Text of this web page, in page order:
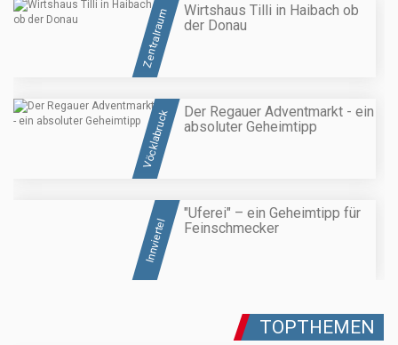
Zentralraum
Wirtshaus Tilli in Haibach ob
der Donau
Vöcklabruck
Der Regauer Adventmarkt - ein
absoluter Geheimtipp
Innviertel
"Uferei" – ein Geheimtipp für
Feinschmecker
TOPTHEMEN